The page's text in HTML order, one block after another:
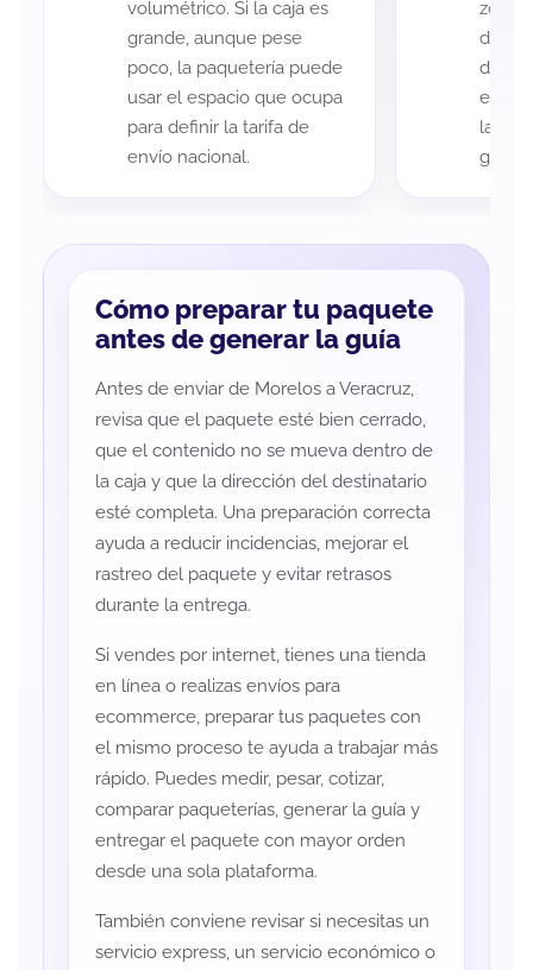
volumétrico. Si la caja es
grande, aunque pese
poco, la paquetería puede
usar el espacio que ocupa
para definir la tarifa de
envío nacional.
zona
de
de
eso
la
guía
Cómo preparar tu paquete
antes de generar la guía
Antes de enviar de Morelos a Veracruz,
revisa que el paquete esté bien cerrado,
que el contenido no se mueva dentro de
la caja y que la dirección del destinatario
esté completa. Una preparación correcta
ayuda a reducir incidencias, mejorar el
rastreo del paquete y evitar retrasos
durante la entrega.
Si vendes por internet, tienes una tienda
en línea o realizas envíos para
ecommerce, preparar tus paquetes con
el mismo proceso te ayuda a trabajar más
rápido. Puedes medir, pesar, cotizar,
comparar paqueterías, generar la guía y
entregar el paquete con mayor orden
desde una sola plataforma.
También conviene revisar si necesitas un
servicio express, un servicio económico o